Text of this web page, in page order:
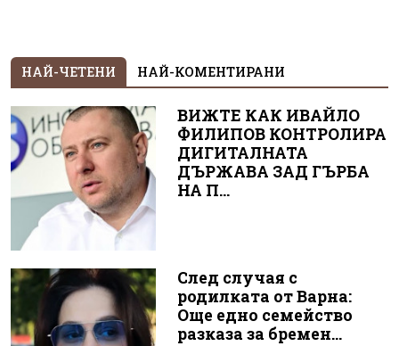
НАЙ-ЧЕТЕНИ НАЙ-КОМЕНТИРАНИ
ВИЖТЕ КАК ИВАЙЛО
ФИЛИПОВ КОНТРОЛИРА
ДИГИТАЛНАТА
ДЪРЖАВА ЗАД ГЪРБА
НА П...
След случая с
родилката от Варна:
Още едно семейство
разказа за бремен...